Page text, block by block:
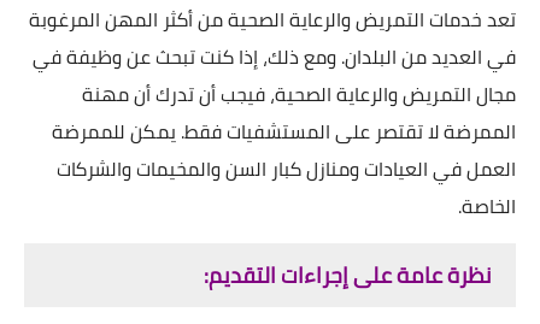
تعد خدمات التمريض والرعاية الصحية من أكثر المهن المرغوبة
في العديد من البلدان. ومع ذلك، إذا كنت تبحث عن وظيفة في
مجال التمريض والرعاية الصحية، فيجب أن تدرك أن مهنة
الممرضة لا تقتصر على المستشفيات فقط.يمكن للممرضة
العمل في العيادات ومنازل كبار السن والمخيمات والشركات
الخاصة.
نظرة عامة على إجراءات التقديم: